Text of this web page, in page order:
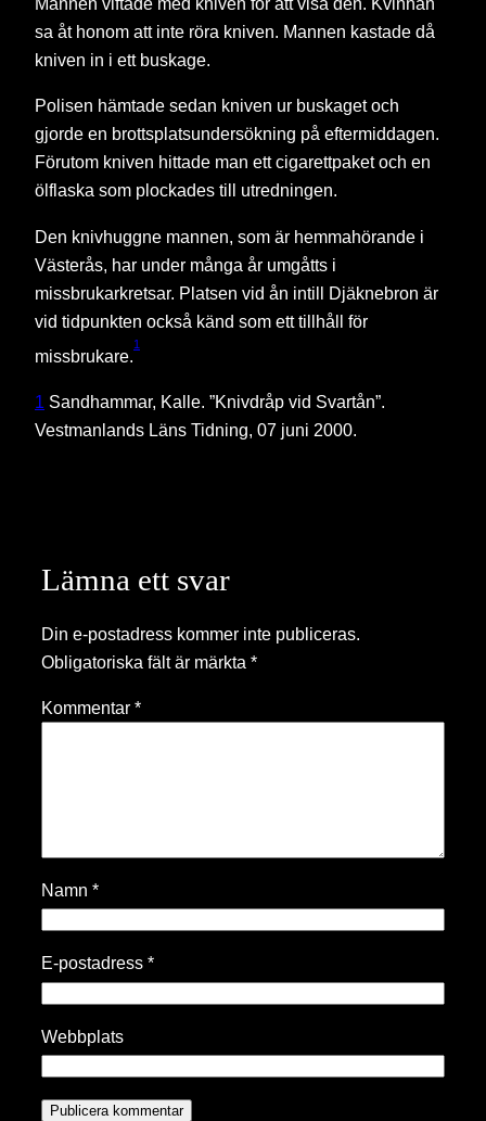
sa åt honom att inte röra kniven. Mannen kastade då
kniven in i ett buskage.
Polisen hämtade sedan kniven ur buskaget och
gjorde en brottsplatsundersökning på eftermiddagen.
Förutom kniven hittade man ett cigarettpaket och en
ölflaska som plockades till utredningen.
Den knivhuggne mannen, som är hemmahörande i
Västerås, har under många år umgåtts i
missbrukarkretsar. Platsen vid ån intill Djäknebron är
vid tidpunkten också känd som ett tillhåll för
missbrukare.
1
1 Sandhammar, Kalle. ”Knivdråp vid Svartån”.
Vestmanlands Läns Tidning, 07 juni 2000.
Lämna ett svar
Din e-postadress kommer inte publiceras.
Obligatoriska fält är märkta *
Kommentar *
Namn *
E-postadress *
Webbplats